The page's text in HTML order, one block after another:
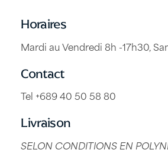
Horaires
Mardi au Vendredi 8h -17h30,
Contact
Tel +689 40 50 58 80
Livraison
SELON CONDITIONS EN